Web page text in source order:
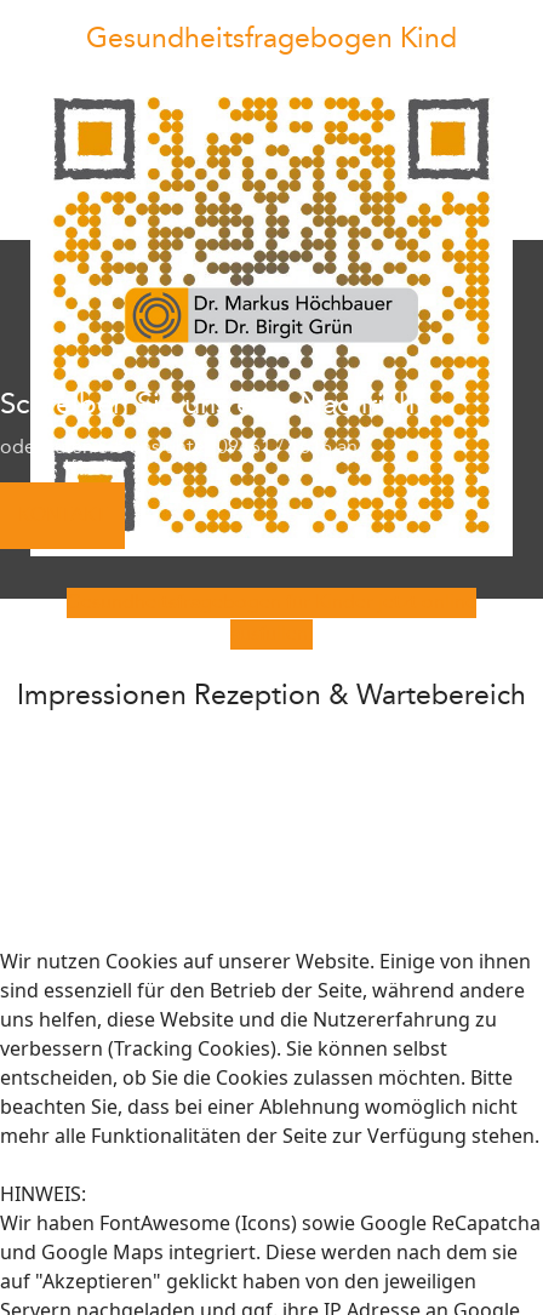
Gesundheitsfragebogen Kind
Schreiben Sie uns eine Nachricht
oder rufen Sie uns unter 09461 / 1616 an
Impressionen Rezeption & Wartebereich
Wir nutzen Cookies auf unserer Website. Einige von ihnen
sind essenziell für den Betrieb der Seite, während andere
uns helfen, diese Website und die Nutzererfahrung zu
verbessern (Tracking Cookies). Sie können selbst
entscheiden, ob Sie die Cookies zulassen möchten. Bitte
beachten Sie, dass bei einer Ablehnung womöglich nicht
mehr alle Funktionalitäten der Seite zur Verfügung stehen.
HINWEIS:
Wir haben FontAwesome (Icons) sowie Google ReCapatcha
und Google Maps integriert. Diese werden nach dem sie
auf "Akzeptieren" geklickt haben von den jeweiligen